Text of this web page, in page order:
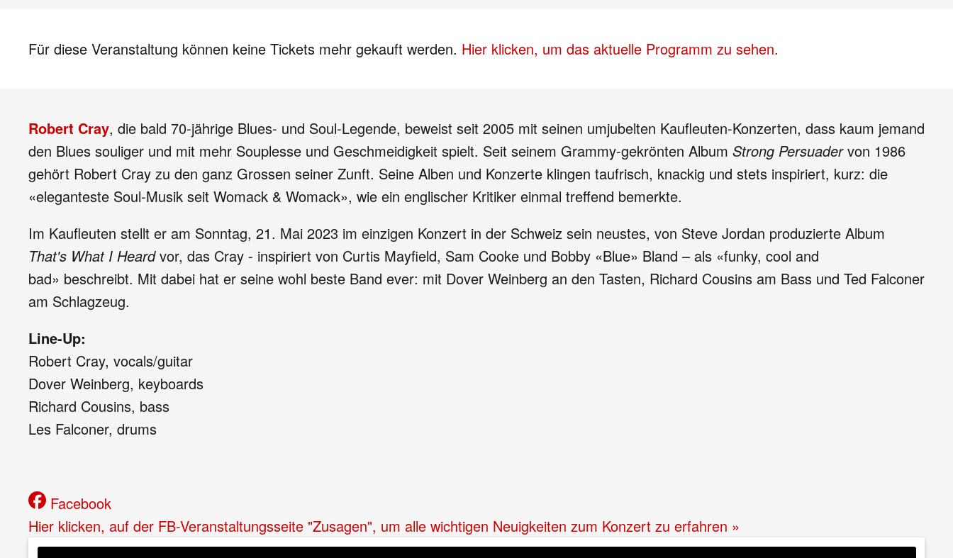
Für diese Veranstaltung können keine Tickets mehr gekauft werden. Hier klicken, um das aktuelle Programm zu sehen.
Robert Cray, die bald 70-jährige Blues- und Soul-Legende, beweist seit 2005 mit seinen umjubelten Kaufleuten-Konzerten, dass kaum jemand
den Blues souliger und mit mehr Souplesse und Geschmeidigkeit spielt. Seit seinem Grammy-gekrönten Album Strong Persuadervon 1986
gehört Robert Cray zu den ganz Grossen seiner Zunft. Seine Alben und Konzerte klingen taufrisch, knackig und stets inspiriert, kurz: die
«eleganteste Soul-Musik seit Womack & Womack», wie ein englischer Kritiker einmal treffend bemerkte.
Im Kaufleuten stellt er am Sonntag, 21. Mai 2023 im einzigen Konzert in der Schweiz sein neustes, von Steve Jordan produzierte Album
That's What I Heardvor, das Cray - inspiriert von Curtis Mayfield, Sam Cooke und Bobby «Blue» Bland – als «funky, cool and
bad» beschreibt. Mit dabei hat er seine wohl beste Band ever: mit Dover Weinberg an den Tasten, Richard Cousins am Bass und Ted Falconer
am Schlagzeug.
Line-Up:
Robert Cray, vocals/guitar
Dover Weinberg, keyboards
Richard Cousins, bass
Les Falconer, drums
Facebook
Hier klicken, auf der FB-Veranstaltungsseite "Zusagen", um alle wichtigen Neuigkeiten zum Konzert zu erfahren »